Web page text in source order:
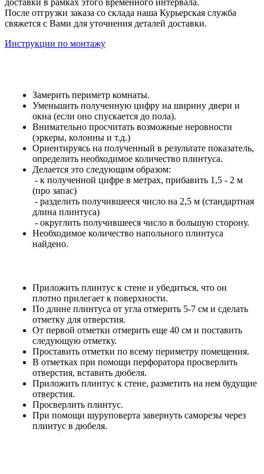
доставки в рамках этого временного интервала.
После отгрузки заказа со склада наша Курьерская служба
свяжется с Вами для уточнения деталей доставки.
Инструкции по монтажу
Замерить периметр комнаты.
Уменьшить полученную цифру на ширину двери и
окна (если оно спускается до пола).
Внимательно просчитать возможные неровности
(эркеры, колонны и т.д.)
Ориентируясь на полученный в результате показатель,
определить необходимое количество плинтуса.
Делается это следующим образом:
- к полученной цифре в метрах, прибавить 1,5 - 2 м
(про запас)
- разделить получившееся число на 2,5 м (стандартная
длина плинтуса)
- округлить получившееся число в большую сторону.
Необходимое количество напольного плинтуса
найдено.
Приложить плинтус к стене и убедиться, что он
плотно прилегает к поверхности.
По длине плинтуса от угла отмерить 5-7 см и сделать
отметку для отверстия.
От первой отметки отмерить еще 40 см и поставить
следующую отметку.
Проставить отметки по всему периметру помещения.
В отметках при помощи перфоратора просверлить
отверстия, вставить дюбеля.
Приложить плинтус к стене, разметить на нем будущие
отверстия.
Просверлить плинтус.
При помощи шуруповерта завернуть саморезы через
плинтус в дюбеля.